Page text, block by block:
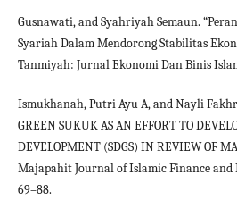
Gusnawati, and Syahriyah Semaun.
Syariah Dalam Mendorong Stabilitas
Tanmiyah: Jurnal Ekonomi Dan Binis
Ismukhanah, Putri Ayu A, and Nayli
GREEN SUKUK AS AN EFFORT TO
DEVELOPMENT (SDGS) IN REVIEW OF
Majapahit Journal of Islamic Finance and
69–88.